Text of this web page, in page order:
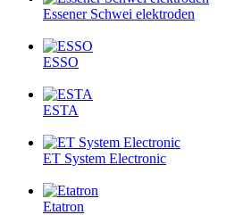
Essener Schwei elektroden
ESSO
ESTA
ET System Electronic
Etatron